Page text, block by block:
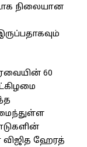
நிலையான
60
விஜித ஹேரத்